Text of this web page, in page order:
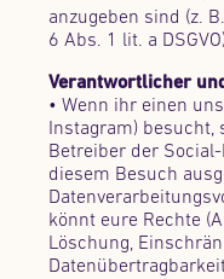
anzugeben sind (z.
6 Abs. 1 lit. a
Verantwortlicher
• Wenn ihr einen
Instagram)
Betreiber der
diesem Besuch
könnt eure Rechte
Löschung,